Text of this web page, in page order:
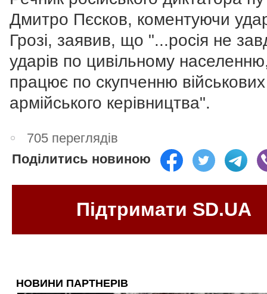
Дмитро Пєсков, коментуючи
Грозі, заявив, що "...росія не
ударів по цивільному
працює по скупченню військових
армійського керівництва".
705 переглядів
Поділитись новиною
Підтримати SD.UA